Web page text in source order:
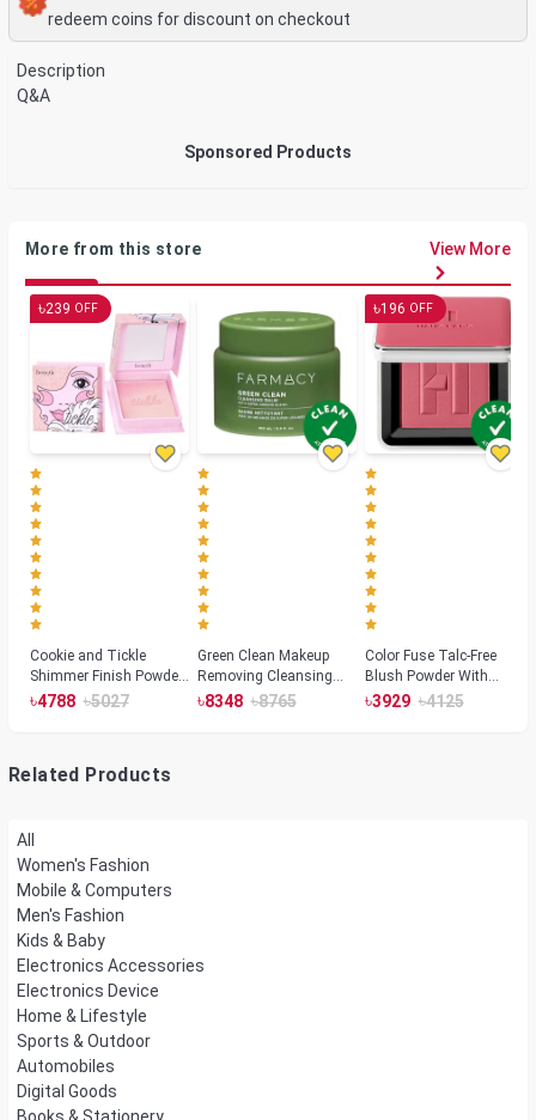
redeem coins for discount on checkout
Description
Q&A
Sponsored Products
More from this store View More
৳239 OFF
Cookie and Tickle
Shimmer Finish Powder
Highlighters
৳4788 ৳5027
Green Clean Makeup
Removing Cleansing
Balm
৳8348 ৳8765
৳196 OFF
Color Fuse Talc-Free
Blush Powder With
Fermented Arnica
৳3929 ৳4125
Related Products
All
Women's Fashion
Mobile & Computers
Men's Fashion
Kids & Baby
Electronics Accessories
Electronics Device
Home & Lifestyle
Sports & Outdoor
Automobiles
Digital Goods